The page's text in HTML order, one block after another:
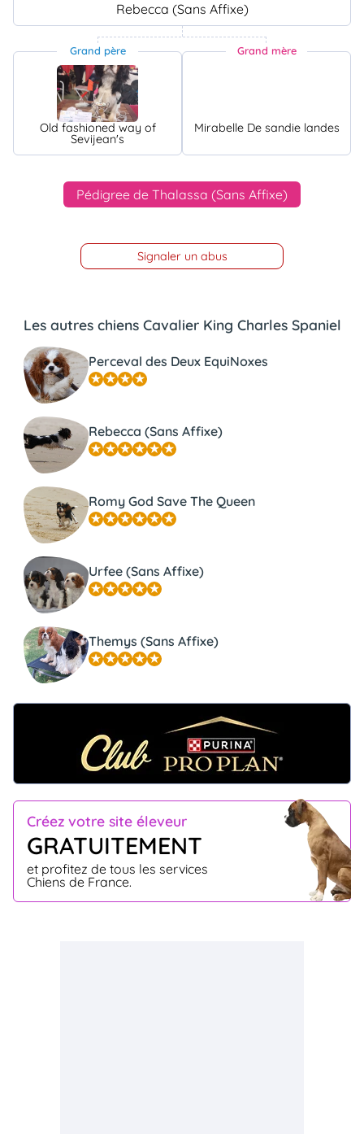
Rebecca (Sans Affixe)
Grand père
Old fashioned way of
Sevijean's
Grand mère
Mirabelle De sandie landes
Pédigree de Thalassa (Sans Affixe)
Signaler un abus
Créez votre site éleveur
GRATUITEMENT
et profitez de tous les services
Chiens de France.
Les autres chiens Cavalier King Charles Spaniel
Perceval des Deux EquiNoxes
Rebecca (Sans Affixe)
Romy God Save The Queen
Urfee (Sans Affixe)
Themys (Sans Affixe)